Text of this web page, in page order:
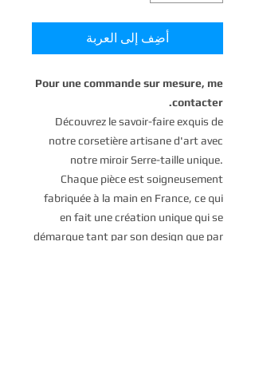
أضِف إلى العربة
Pour une commande sur mesure, me
contacter.
Découvrez le savoir-faire exquis de
notre corsetière artisane d'art avec
notre miroir Serre-taille unique.
Chaque pièce est soigneusement
fabriquée à la main en France, ce qui
en fait une création unique qui se
démarque tant par son design que par